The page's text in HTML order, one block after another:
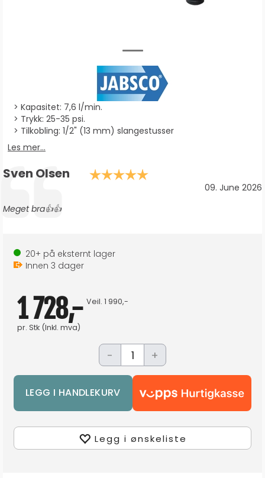
Kapasitet: 7,6 l/min.
Trykk: 25-35 psi.
Tilkobling: 1/2" (13 mm) slangestusser
Les mer...
Testimonial
Forfatter:
Sven Olsen
Dato:
09. June 2026
Tekst:
Meget bra👍👍
20+ på eksternt lager
Innen 3 dager
1 728,-
pr. Stk (Inkl. mva)
Veil.1 990,-
- +
Legg i ønskeliste